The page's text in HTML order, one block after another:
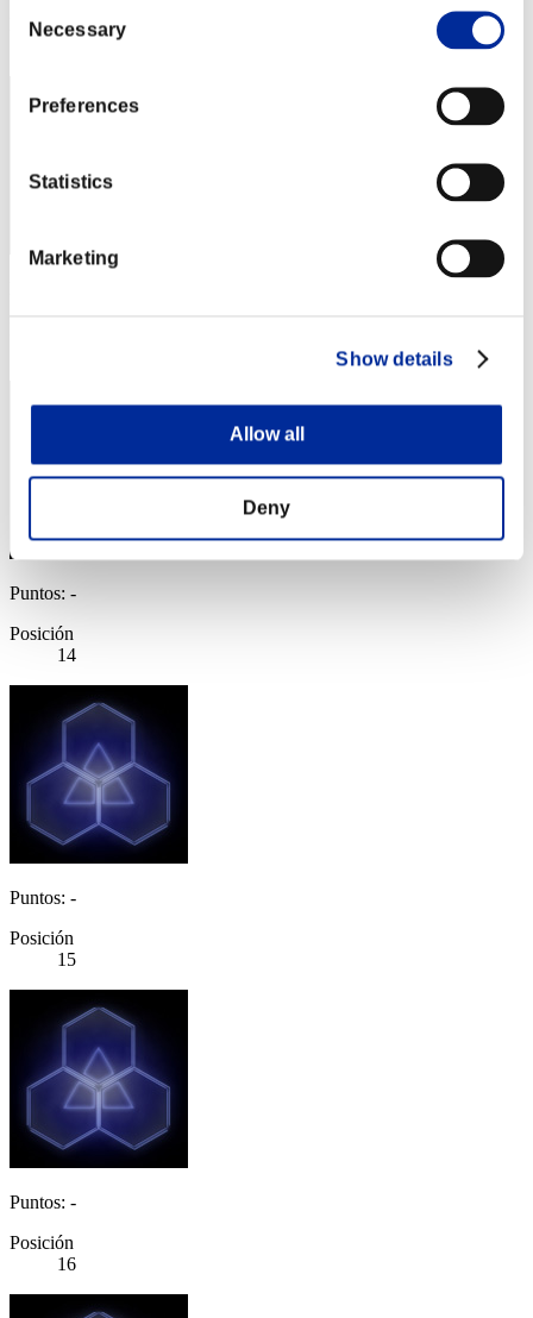
Selection
Necessary
Preferences
Statistics
Marketing
Show details
Allow all
Deny
Posición
Puntos: -
Posición
14
Puntos: -
Posición
15
Puntos: -
Posición
16